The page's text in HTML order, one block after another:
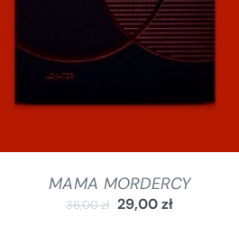
MAMA MORDERCY
36,00zł 29,00zł